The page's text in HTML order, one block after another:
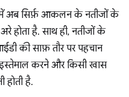
अब सिर्फ़ आकलन के नतीजों के
होता है. साथ ही, नतीजों के
की साफ़ तौर पर पहचान
करने और किसी खास
होती है.